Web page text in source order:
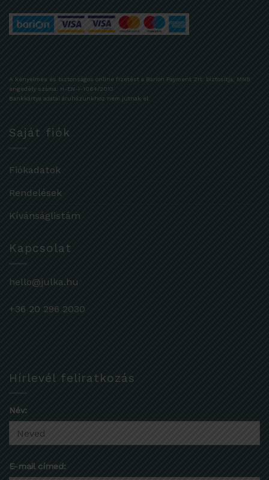
A kényelmes és biztonságos online fizetést a Barion Payment Zrt. biztosítja, MNB
engedély száma: H-EN-I-1064/2013
Bankkártya adatai áruházunkhoz nem jutnak el.
Saját fiók
Fiókadatok
Rendelések
Kívánságlistám
Kapcsolat
hello@julka.hu
+36 20 296 2030
Hírlevél feliratkozás
Név:
E-mail címed: